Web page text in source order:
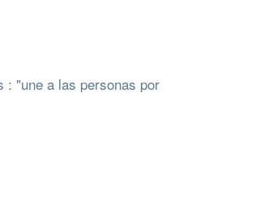
: "une a las personas por